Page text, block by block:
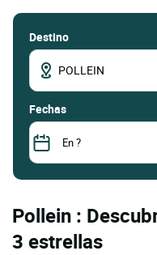
Destino
fechas
Pollein :
3 estrellas